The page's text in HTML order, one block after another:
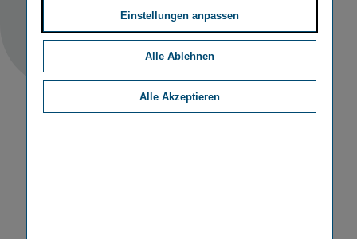
Einstellungen anpassen
Alle Ablehnen
Alle Akzeptieren